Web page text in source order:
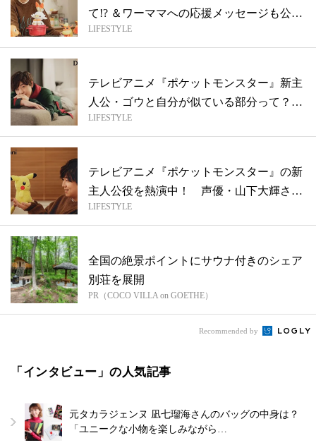
て!? ＆ワーママへの応援メッセージも公
開！...
LIFESTYLE
テレビアニメ『ポケットモンスター』新主
人公・ゴウと自分が似ている部分って？
声優...
LIFESTYLE
テレビアニメ『ポケットモンスター』の新
主人公役を熱演中！ 声優・山下大輝さん
スペ...
LIFESTYLE
全国の絶景ポイントにサウナ付きのシェア
別荘を展開
PR（COCO VILLA on GOETHE）
Recommended by
「インタビュー」の人気記事
元タカラジェンヌ 凪七瑠海さんのバッグの中身は？
「ユニークな小物を楽しみながら…